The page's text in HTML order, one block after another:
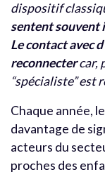
dispositif
sentent souvent
Le contact avec
reconnectercar,
“spécialiste” est
Chaque année,
davantage de
acteurs du
proches des